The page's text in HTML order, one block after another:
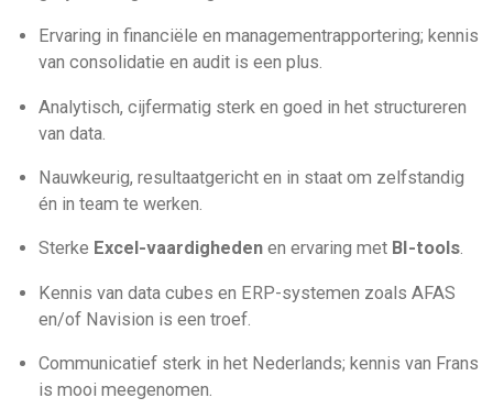
Ervaring in financiële en managementrapportering; kennis
van consolidatie en audit is een plus.
Analytisch, cijfermatig sterk en goed in het structureren
van data.
Nauwkeurig, resultaatgericht en in staat om zelfstandig
én in team te werken.
Sterke Excel-vaardighedenen ervaring met BI-tools.
Kennis van data cubes en ERP-systemen zoals AFAS
en/of Navision is een troef.
Communicatief sterk in het Nederlands; kennis van Frans
is mooi meegenomen.